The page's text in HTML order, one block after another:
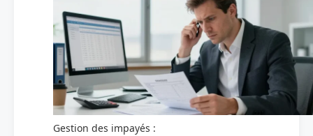
Gestion des impayés :